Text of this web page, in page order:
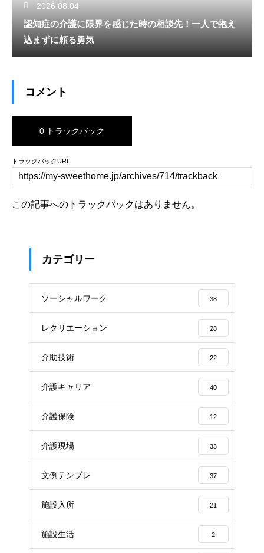
2026.08.04
認知症の介護に限界を感じた時の相談先！一人で抱え
込まずに頼る勇気
コメント
0 トラックバック
トラックバックURL
この記事へのトラックバックはありません。
カテゴリー
ソーシャルワーク 38
レクリエーション 28
介助技術 22
介護キャリア 40
介護保険 12
介護現場 33
文例テンプレ 37
施設入所 21
施設生活 2